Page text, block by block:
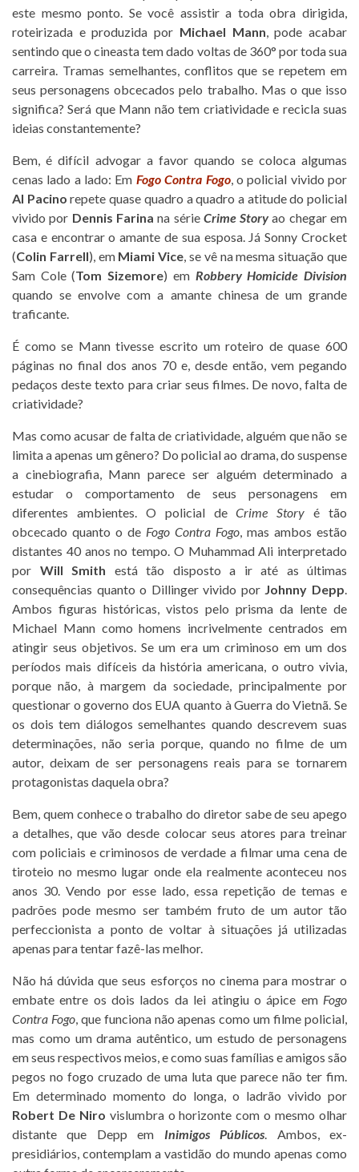
este mesmo ponto. Se você assistir a toda obra dirigida,
roteirizada e produzida por Michael Mann, pode acabar
sentindo que o cineasta tem dado voltas de 360° por toda sua
carreira. Tramas semelhantes, conflitos que se repetem em
seus personagens obcecados pelo trabalho. Mas o que isso
significa? Será que Mann não tem criatividade e recicla suas
ideias constantemente?
Bem, é difícil advogar a favor quando se coloca algumas
cenas lado a lado: Em Fogo Contra Fogo, o policial vivido por
Al Pacino repete quase quadro a quadro a atitude do policial
vivido por Dennis Farina na série Crime Storyao chegar em
casa e encontrar o amante de sua esposa. Já Sonny Crocket
(Colin Farrell), em Miami Vice, se vê na mesma situação que
Sam Cole (Tom Sizemore) em Robbery Homicide Division
quando se envolve com a amante chinesa de um grande
traficante.
É como se Mann tivesse escrito um roteiro de quase 600
páginas no final dos anos 70 e, desde então, vem pegando
pedaços deste texto para criar seus filmes. De novo, falta de
criatividade?
Mas como acusar de falta de criatividade, alguém que não se
limita a apenas um gênero? Do policial ao drama, do suspense
a cinebiografia, Mann parece ser alguém determinado a
estudar o comportamento de seus personagens em
diferentes ambientes. O policial deCrime Story é tão
obcecado quanto o de Fogo Contra Fogo, mas ambos estão
distantes 40 anos no tempo. O Muhammad Ali interpretado
por Will Smith está tão disposto a ir até as últimas
consequências quanto o Dillinger vivido por Johnny Depp.
Ambos figuras históricas, vistos pelo prisma da lente de
Michael Mann como homens incrivelmente centrados em
atingir seus objetivos. Se um era um criminoso em um dos
períodos mais difíceis da história americana, o outro vivia,
porque não, à margem da sociedade, principalmente por
questionar o governo dos EUA quanto à Guerra do Vietnã. Se
os dois tem diálogos semelhantes quando descrevem suas
determinações, não seria porque, quando no filme de um
autor, deixam de ser personagens reais para se tornarem
protagonistas daquela obra?
Bem, quem conhece o trabalho do diretor sabe de seu apego
a detalhes, que vão desde colocar seus atores para treinar
com policiais e criminosos de verdade a filmar uma cena de
tiroteio no mesmo lugar onde ela realmente aconteceu nos
anos 30. Vendo por esse lado, essa repetição de temas e
padrões pode mesmo ser também fruto de um autor tão
perfeccionista a ponto de voltar à situações já utilizadas
apenas para tentar fazê-las melhor.
Não há dúvida que seus esforços no cinema para mostrar o
embate entre os dois lados da lei atingiu o ápice em Fogo
Contra Fogo, que funciona não apenas como um filme policial,
mas como um drama autêntico, um estudo de personagens
em seus respectivos meios, e como suas famílias e amigos são
pegos no fogo cruzado de uma luta que parece não ter fim.
Em determinado momento do longa, o ladrão vivido por
Robert De Niro vislumbra o horizonte com o mesmo olhar
distante que Depp em Inimigos Públicos. Ambos, ex-
presidiários, contemplam a vastidão do mundo apenas como